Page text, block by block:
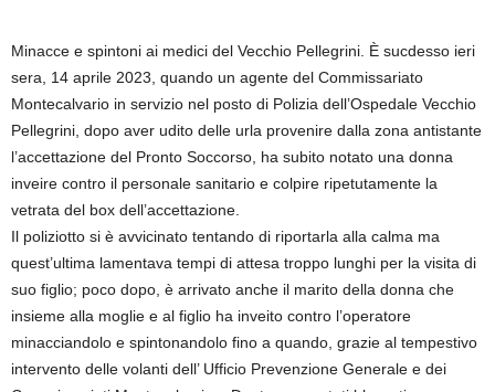
Minacce e spintoni ai medici del Vecchio Pellegrini. È sucdesso ieri
sera, 14 aprile 2023, quando un agente del Commissariato
Montecalvario in servizio nel posto di Polizia dell’Ospedale Vecchio
Pellegrini, dopo aver udito delle urla provenire dalla zona antistante
l’accettazione del Pronto Soccorso, ha subito notato una donna
inveire contro il personale sanitario e colpire ripetutamente la
vetrata del box dell’accettazione.
Il poliziotto si è avvicinato tentando di riportarla alla calma ma
quest’ultima lamentava tempi di attesa troppo lunghi per la visita di
suo figlio; poco dopo, è arrivato anche il marito della donna che
insieme alla moglie e al figlio ha inveito contro l’operatore
minacciandolo e spintonandolo fino a quando, grazie al tempestivo
intervento delle volanti dell’ Ufficio Prevenzione Generale e dei